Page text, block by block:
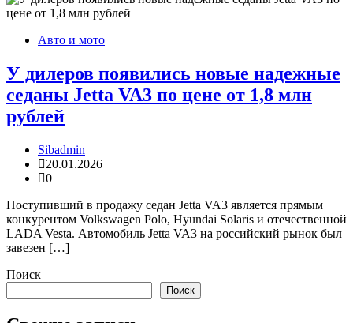
Авто и мото
У дилеров появились новые надежные
седаны Jetta VA3 по цене от 1,8 млн
рублей
Sibadmin
20.01.2026
0
Поступивший в продажу седан Jetta VA3 является прямым
конкурентом Volkswagen Polo, Hyundai Solaris и отечественной
LADA Vesta. Автомобиль Jetta VA3 на российский рынок был
завезен […]
Поиск
Поиск